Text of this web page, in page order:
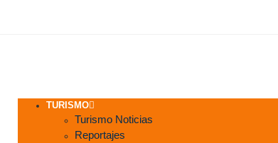
TURISMO
Turismo Noticias
Reportajes